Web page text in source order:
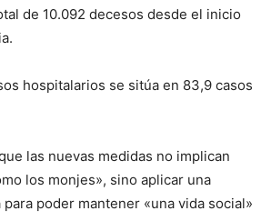
de 10.092 decesos desde el inicio
hospitalarios se sitúa en 83,9 casos
las nuevas medidas no implican
los monjes», sino aplicar una
poder mantener «una vida social»